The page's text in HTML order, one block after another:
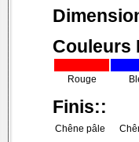
Couleurs
Rouge
Finis::
Chêne pâle